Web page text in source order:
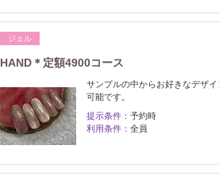
ジェル
HAND＊定額4900コース
サンプルの中からお好きなデザ
可能です。
提示条件： 予約時
利用条件： 全員